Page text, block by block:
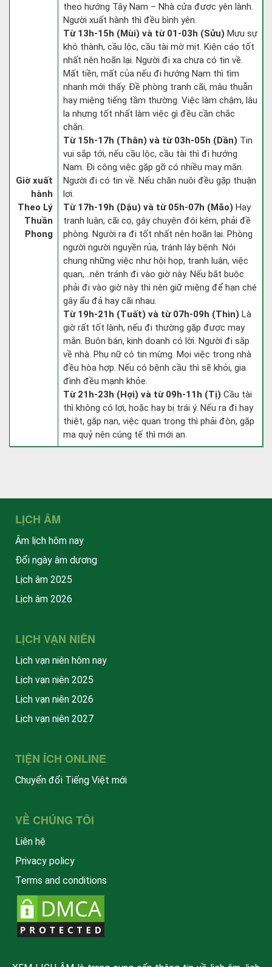
Giờ xuất
hành
Theo Lý
Thuần
Phong
theo hướng Tây Nam – Nhà cửa được yên lành.
Người xuất hành thì đều bình yên.
Từ 13h-15h (Mùi) và từ 01-03h (Sửu) Mưu sự
khó thành, cầu lộc, cầu tài mờ mịt. Kiện cáo tốt
nhất nên hoãn lại. Người đi xa chưa có tin về.
Mất tiền, mất của nếu đi hướng Nam thì tìm
nhanh mới thấy. Đề phòng tranh cãi, mâu thuẫn
hay miệng tiếng tầm thường. Việc làm chậm, lâu
la nhưng tốt nhất làm việc gì đều cần chắc
chắn.
Từ 15h-17h (Thân) và từ 03h-05h (Dần) Tin
vui sắp tới, nếu cầu lộc, cầu tài thì đi hướng
Nam. Đi công việc gặp gỡ có nhiều may mắn.
Người đi có tin về. Nếu chăn nuôi đều gặp thuận
lợi.
Từ 17h-19h (Dậu) và từ 05h-07h (Mão) Hay
tranh luận, cãi cọ, gây chuyện đói kém, phải đề
phòng. Người ra đi tốt nhất nên hoãn lại. Phòng
người người nguyền rủa, tránh lây bệnh. Nói
chung những việc như hội họp, tranh luận, việc
quan,…nên tránh đi vào giờ này. Nếu bắt buộc
phải đi vào giờ này thì nên giữ miệng để hạn ché
gây ẩu đả hay cãi nhau.
Từ 19h-21h (Tuất) và từ 07h-09h (Thìn) Là
giờ rất tốt lành, nếu đi thường gặp được may
mắn. Buôn bán, kinh doanh có lời. Người đi sắp
về nhà. Phụ nữ có tin mừng. Mọi việc trong nhà
đều hòa hợp. Nếu có bệnh cầu thì sẽ khỏi, gia
đình đều mạnh khỏe.
Từ 21h-23h (Hợi) và từ 09h-11h (Tị) Cầu tài
thì không có lợi, hoặc hay bị trái ý. Nếu ra đi hay
thiệt, gặp nạn, việc quan trọng thì phải đòn, gặp
ma quỷ nên cúng tế thì mới an.
LỊCH ÂM
Âm lịch hôm nay
Đổi ngày âm dương
Lịch âm 2025
Lịch âm 2026
LỊCH VẠN NIÊN
Lịch vạn niên hôm nay
Lịch vạn niên 2025
Lịch vạn niên 2026
Lịch vạn niên 2027
TIỆN ÍCH ONLINE
Chuyển đổi Tiếng Việt mới
VỀ CHÚNG TÔI
Liên hệ
Privacy policy
Terms and conditions